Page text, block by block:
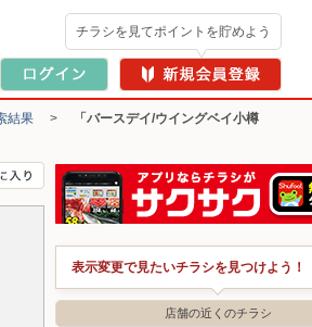
チラシを見てポイントを貯めよう
結果 >
「バースデイ/ウイングベイ小樽
表示変更で見たいチラシを見つけよう！
店舗の近くのチラシ